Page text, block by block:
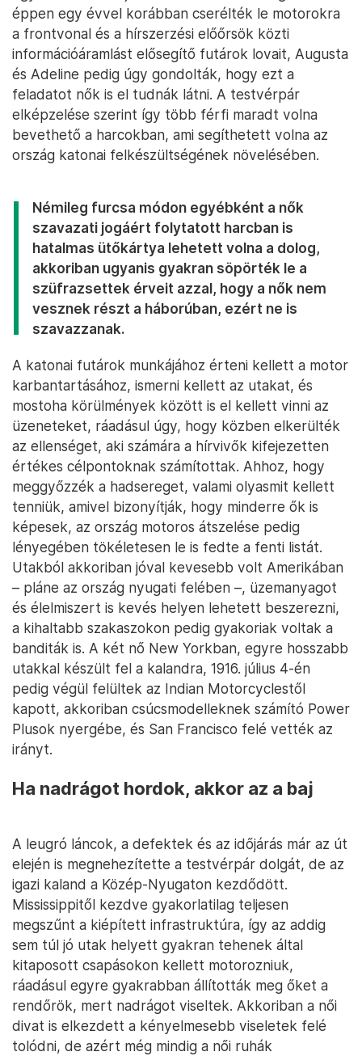
éppen egy évvel korábban cserélték le motorokra
a frontvonal és a hírszerzési előőrsök közti
információáramlást elősegítő futárok lovait, Augusta
és Adeline pedig úgy gondolták, hogy ezt a
feladatot nők is el tudnák látni. A testvérpár
elképzelése szerint így több férfi maradt volna
bevethető a harcokban, ami segíthetett volna az
ország katonai felkészültségének növelésében.
Némileg furcsa módon egyébként a nők
szavazati jogáért folytatott harcban is
hatalmas ütőkártya lehetett volna a dolog,
akkoriban ugyanis gyakran söpörték le a
szüfrazsettek érveit azzal, hogy a nők nem
vesznek részt a háborúban, ezért ne is
szavazzanak.
A katonai futárok munkájához érteni kellett a motor
karbantartásához, ismerni kellett az utakat, és
mostoha körülmények között is el kellett vinni az
üzeneteket, ráadásul úgy, hogy közben elkerülték
az ellenséget, aki számára a hírvivők kifejezetten
értékes célpontoknak számítottak. Ahhoz, hogy
meggyőzzék a hadsereget, valami olyasmit kellett
tenniük, amivel bizonyítják, hogy minderre ők is
képesek, az ország motoros átszelése pedig
lényegében tökéletesen le is fedte a fenti listát.
Utakból akkoriban jóval kevesebb volt Amerikában
– pláne az ország nyugati felében –, üzemanyagot
és élelmiszert is kevés helyen lehetett beszerezni,
a kihaltabb szakaszokon pedig gyakoriak voltak a
banditák is. A két nő New Yorkban, egyre hosszabb
utakkal készült fel a kalandra, 1916. július 4-én
pedig végül felültek az Indian Motorcyclestől
kapott, akkoriban csúcsmodelleknek számító Power
Plusok nyergébe, és San Francisco felé vették az
irányt.
Ha nadrágot hordok, akkor az a baj
A leugró láncok, a defektek és az időjárás már az út
elején is megnehezítette a testvérpár dolgát, de az
igazi kaland a Közép-Nyugaton kezdődött.
Mississippitől kezdve gyakorlatilag teljesen
megszűnt a kiépített infrastruktúra, így az addig
sem túl jó utak helyett gyakran tehenek által
kitaposott csapásokon kellett motorozniuk,
ráadásul egyre gyakrabban állították meg őket a
rendőrök, mert nadrágot viseltek. Akkoriban a női
divat is elkezdett a kényelmesebb viseletek felé
tolódni, de azért még mindig a női ruhák